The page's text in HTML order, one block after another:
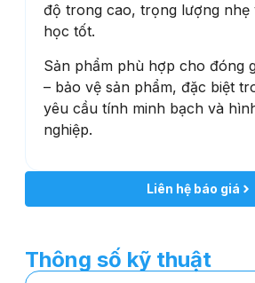
độ trong cao, trọng lượng nhẹ
học tốt.
Sản phẩm phù hợp cho đóng
– bảo vệ sản phẩm, đặc biệt
yêu cầu tính minh bạch và
nghiệp.
Liên hệ báo giá
Thông số kỹ thuật